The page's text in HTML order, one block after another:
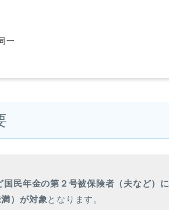
一
国民年金の第２号被保険者（夫など）に
）が対象となります。